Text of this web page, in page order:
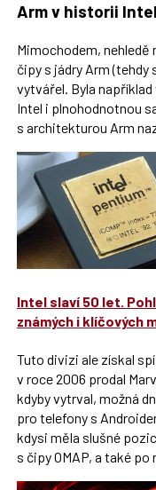
Arm v historii
Mimochodem, nehledě
čipy s jádry Arm
vytvářel. Byla
Intel i plnohodnotnou
s architekturou Arm
Intel slaví 50 let.
známých i klíčových
Tuto divizi ale získal
v roce 2006 prodal
kdyby vytrval, možná
pro telefony s
kdysi měla slušné
s čipy OMAP, a také po